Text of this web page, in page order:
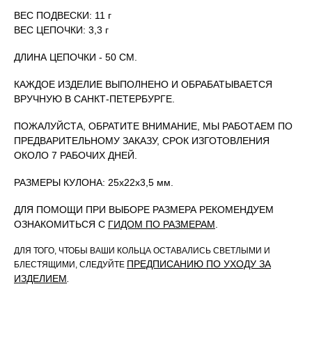
ВЕС ПОДВЕСКИ: 11 г
ВЕС ЦЕПОЧКИ: 3,3 г
ДЛИНА ЦЕПОЧКИ - 50 СМ.
КАЖДОЕ ИЗДЕЛИЕ ВЫПОЛНЕНО И ОБРАБАТЫВАЕТСЯ
ВРУЧНУЮ В САНКТ-ПЕТЕРБУРГЕ.
ПОЖАЛУЙСТА, ОБРАТИТЕ ВНИМАНИЕ, МЫ РАБОТАЕМ ПО
ПРЕДВАРИТЕЛЬНОМУ ЗАКАЗУ, СРОК ИЗГОТОВЛЕНИЯ
ОКОЛО 7 РАБОЧИХ ДНЕЙ.
РАЗМЕРЫ КУЛОНА: 25х22х3,5 мм.
ДЛЯ ПОМОЩИ ПРИ ВЫБОРЕ РАЗМЕРА РЕКОМЕНДУЕМ
ОЗНАКОМИТЬСЯ С ГИДОМ ПО РАЗМЕРАМ.
ДЛЯ ТОГО, ЧТОБЫ ВАШИ КОЛЬЦА ОСТАВАЛИСЬ СВЕТЛЫМИ И
БЛЕСТЯЩИМИ, СЛЕДУЙТЕ ПРЕДПИСАНИЮ ПО УХОДУ ЗА
ИЗДЕЛИЕМ.